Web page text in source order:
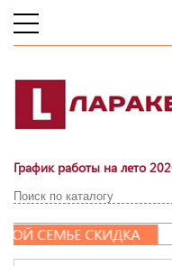
График работы на лето
СЕМЬЕ СКИДКА